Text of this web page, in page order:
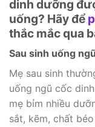
dinh dưỡng
uống? Hãy để
thắc mắc qua
Sau sinh uống
Mẹ sau sinh
uống ngũ cốc
mẹ bỉm nhiều
sắt, kẽm, chất